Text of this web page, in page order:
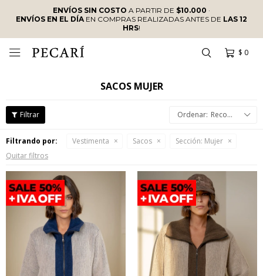
ENVÍOS SIN COSTO A PARTIR DE $10.000 ·
ENVÍOS EN EL DÍAEN COMPRAS REALIZADAS ANTES DE LAS 12
HRS!
$ 0

SACOS MUJER
Recomendados
Filtrando por: Vestimenta Sacos Sección: Mujer
Quitar filtros